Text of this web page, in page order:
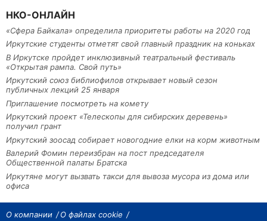
НКО-ОНЛАЙН
«Сфера Байкала» определила приоритеты работы на 2020 год
Иркутские студенты отметят свой главный праздник на коньках
В Иркутске пройдет инклюзивный театральный фестиваль
«Открытая рампа. Свой путь»
Иркутский союз библиофилов открывает новый сезон
публичных лекций 25 января
Приглашение посмотреть на комету
Иркутский проект «Телескопы для сибирских деревень»
получил грант
Иркутский зоосад собирает новогодние елки на корм животным
Валерий Фомин переизбран на пост председателя
Общественной палаты Братска
Иркутяне могут вызвать такси для вывоза мусора из дома или
офиса
О компании О файлах cookie